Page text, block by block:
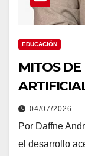
EDUCACIÓN
MITOS
04/07/2026
Por Daffne
el desarrollo